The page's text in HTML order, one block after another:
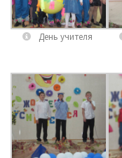
День учителя